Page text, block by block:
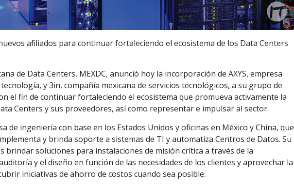
afiliados para continuar fortaleciendo el ecosistema de los Data Centers
de Data Centers, MEXDC, anunció hoy la incorporación de AXYS, empresa
y 3in, compañía mexicana de servicios tecnológicos, a su grupo de
el fin de continuar fortaleciendo el ecosistema que promueva activamente la
Centers y sus proveedores, así como representar e impulsar al sector.
de ingeniería con base en los Estados Unidos y oficinas en México y China, que
y brinda soporte a sistemas de TI y automatiza Centros de Datos. Su
brindar soluciones para instalaciones de misión crítica a través de la
y el diseño en función de las necesidades de los clientes y aprovechar la
iniciativas de ahorro de costos cuando sea posible.